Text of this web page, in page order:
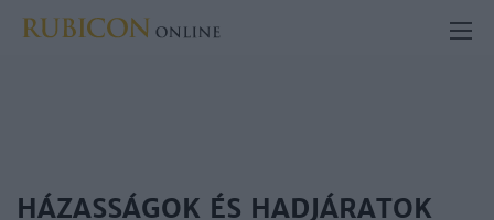
HÁZASSÁGOK ÉS HADJÁRATOK